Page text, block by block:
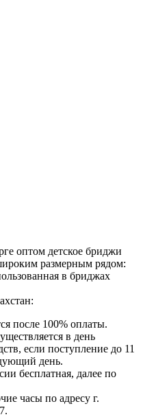
оптом детское бриджи
размерным рядом:
в бриджах
после 100% оплаты.
в день
если поступление до 11
день.
бесплатная, далее по
часы по адресу г.